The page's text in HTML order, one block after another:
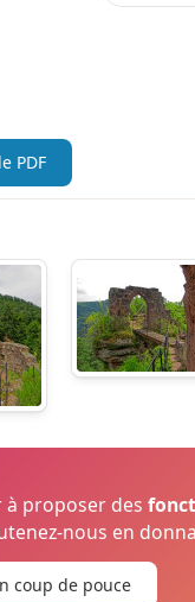
PDF
à proposer des
nous en
coup de pouce